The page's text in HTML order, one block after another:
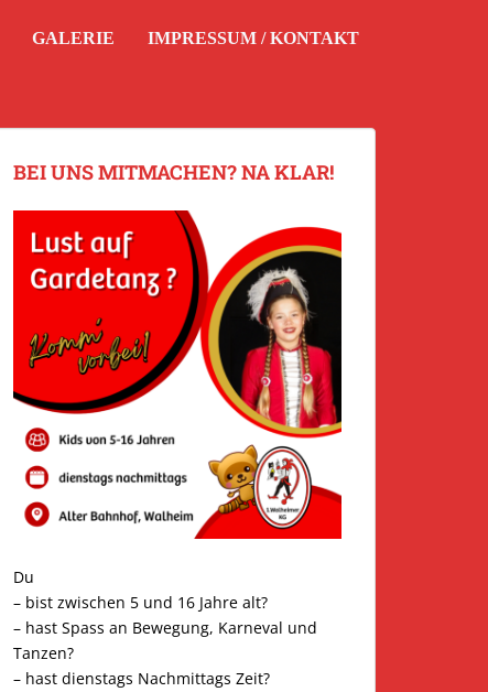
GALERIE IMPRESSUM / KONTAKT
BEI UNS MITMACHEN? NA KLAR!
Du
– bist zwischen 5 und 16 Jahre alt?
– hast Spass an Bewegung, Karneval und
Tanzen?
– hast dienstags Nachmittags Zeit?